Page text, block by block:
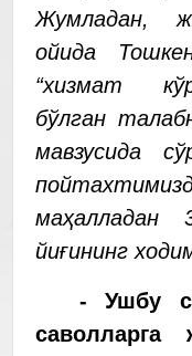
Жумладан,
ойида
“хизмат
бўлган
мавзусида
маҳалладан
йиғининг
- Ушбу